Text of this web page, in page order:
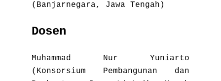
(Banjarnegara, Jawa Tengah)
Dosen
Muhammad Nur Yuniarto
(Konsorsium Pembangunan dan